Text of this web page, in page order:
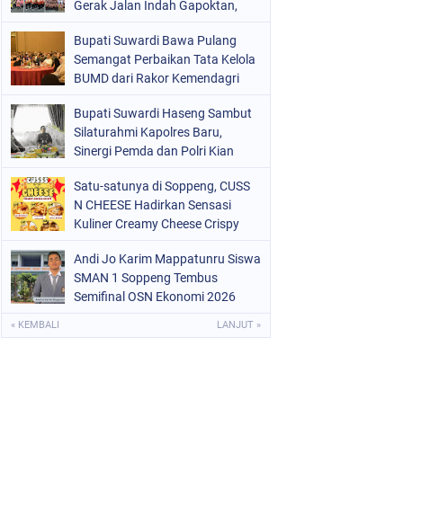
PERISTIWA
POLRI
SULSEL
Gerak Jalan Indah Gapoktan,
Bupati Suwardi Bawa Pulang
Semangat Perbaikan Tata Kelola
BUMD dari Rakor Kemendagri
Bupati Suwardi Haseng Sambut
Silaturahmi Kapolres Baru,
Sinergi Pemda dan Polri Kian
Satu-satunya di Soppeng, CUSS
N CHEESE Hadirkan Sensasi
Kuliner Creamy Cheese Crispy
Andi Jo Karim Mappatunru Siswa
SMAN 1 Soppeng Tembus
Semifinal OSN Ekonomi 2026
« KEMBALI LANJUT »